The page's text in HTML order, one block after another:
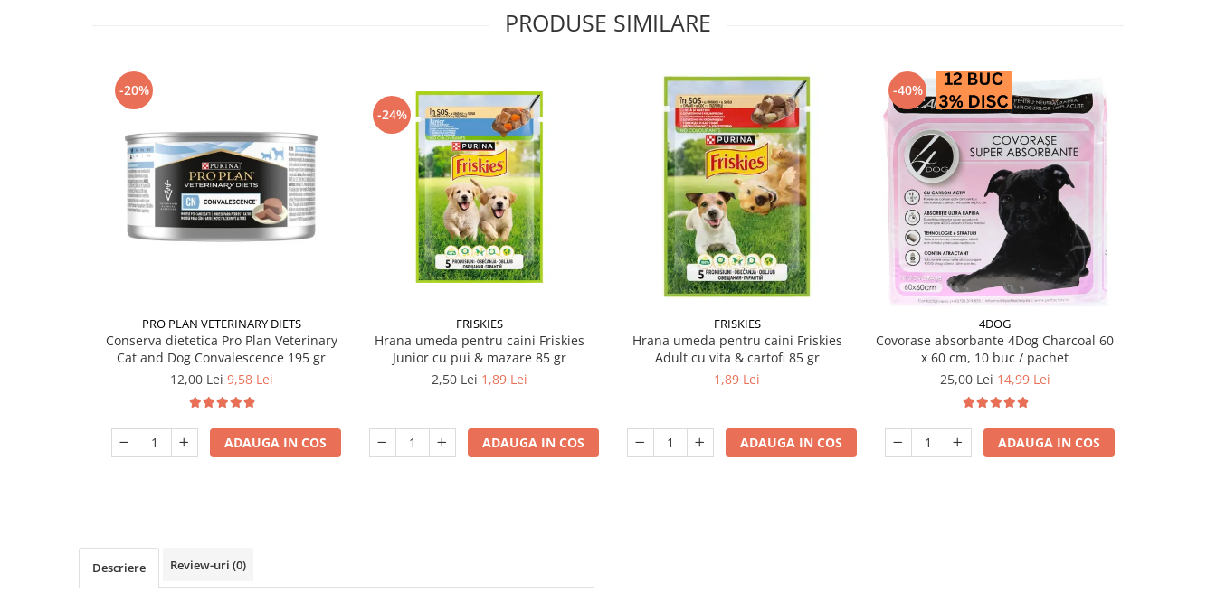
PRODUSE SIMILARE
-20%
PRO PLAN VETERINARY DIETS
Conserva dietetica Pro Plan Veterinary
Cat and Dog Convalescence 195 gr
12,00 Lei9,58 Lei
ADAUGA IN COS
-24%
FRISKIES
Hrana umeda pentru caini Friskies
Junior cu pui & mazare 85 gr
2,50 Lei1,89 Lei
ADAUGA IN COS
FRISKIES
Hrana umeda pentru caini Friskies
Adult cu vita & cartofi 85 gr
1,89 Lei
ADAUGA IN COS
-40%
4DOG
Covorase absorbante 4Dog Charcoal 60
x 60 cm, 10 buc / pachet
25,00 Lei14,99 Lei
ADAUGA IN COS
Descriere Review-uri (0)